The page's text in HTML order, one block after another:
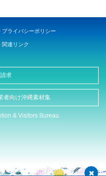
プライバシーポリシー
関連リンク
求
者向け沖縄素材集
& Visitors Bureau.